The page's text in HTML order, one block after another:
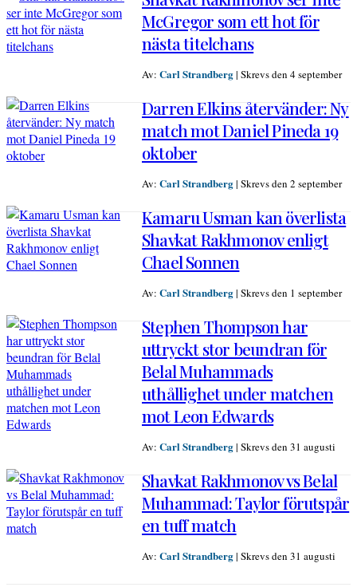
McGregor som ett hot för
nästa titelchans
Av: Carl Strandberg| Skrevs den 4 september
Darren Elkins återvänder: Ny
match mot Daniel Pineda 19
oktober
Av: Carl Strandberg| Skrevs den 2 september
Kamaru Usman kan överlista
Shavkat Rakhmonov enligt
Chael Sonnen
Av: Carl Strandberg| Skrevs den 1 september
Stephen Thompson har
uttryckt stor beundran för
Belal Muhammads
uthållighet under matchen
mot Leon Edwards
Av: Carl Strandberg| Skrevs den 31 augusti
Shavkat Rakhmonov vs Belal
Muhammad: Taylor förutspår
en tuff match
Av: Carl Strandberg| Skrevs den 31 augusti